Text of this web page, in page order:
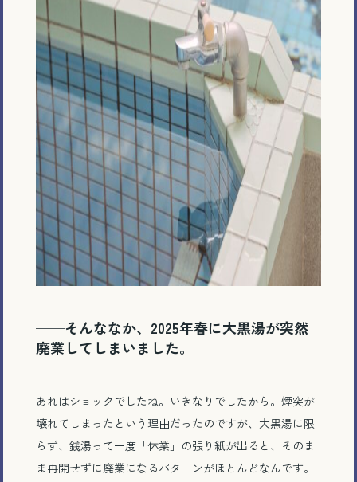
──そんななか、2025年春に大黒湯が突然
廃業してしまいました。
あれはショックでしたね。いきなりでしたから。煙突が
壊れてしまったという理由だったのですが、大黒湯に限
らず、銭湯って一度「休業」の張り紙が出ると、そのま
ま再開せずに廃業になるパターンがほとんどなんです。